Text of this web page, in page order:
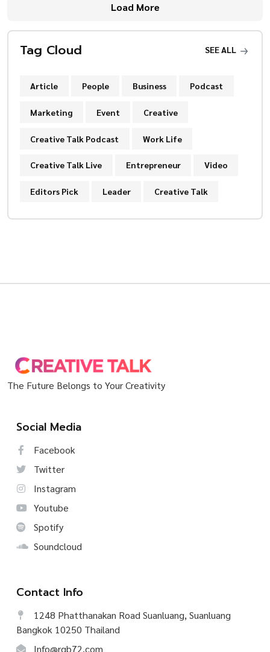
Load More
Tag Cloud SEE ALL
Article People Business Podcast
Marketing Event Creative
Creative Talk Podcast Work Life
Creative Talk Live Entrepreneur Video
Editors Pick Leader Creative Talk
The Future Belongs to Your Creativity
Social Media
Facebook
Twitter
Instagram
Youtube
Spotify
Soundcloud
Contact Info
1248 Phatthanakan Road Suanluang, Suanluang
Bangkok 10250 Thailand
Info@rgb72.com